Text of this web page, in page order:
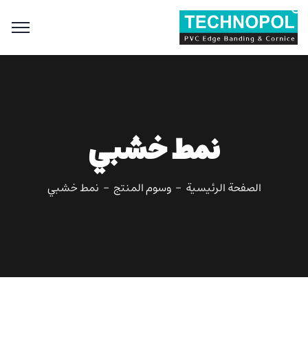
Search
for:
Search Button
نمط خشبي
الصفحة الرئيسية وسوم المنتج نمط خشبي